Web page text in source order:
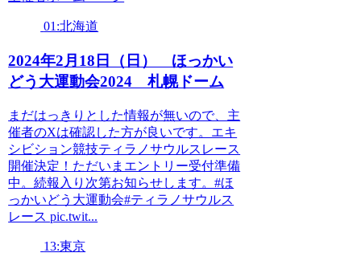
01:北海道
2024年2月18日（日） ほっかい
どう大運動会2024 札幌ドーム
まだはっきりとした情報が無いので、主
催者のXは確認した方が良いです。エキ
シビション競技ティラノサウルスレース
開催決定！ただいまエントリー受付準備
中。続報入り次第お知らせします。#ほ
っかいどう大運動会#ティラノサウルス
レース pic.twit...
13:東京